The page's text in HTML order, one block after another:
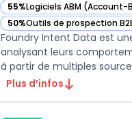
55%Logiciels ABM (Account-
— voir Foundry Intent Data
50%Outils de prospection
— voir Foundry Intent Data
Foundry Intent Data est
analysant leurs
à partir de multiples
Plus d’infos